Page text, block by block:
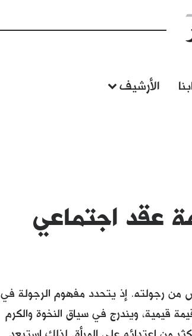
الأرشيف
عقد اجتماعي
من رجولته. إذ يتحدد مفهوم الرجولة في
قيمية، ويندرج في سياق النخوة والكرم
من اعتدائه على المرأة. لذلك استبعد